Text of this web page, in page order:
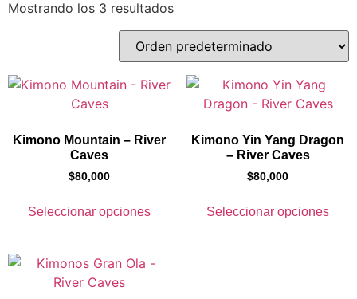
Mostrando los 3 resultados
Kimono Mountain – River
Caves
$80,000
Seleccionar opciones
Kimono Yin Yang Dragon
– River Caves
$80,000
Seleccionar opciones